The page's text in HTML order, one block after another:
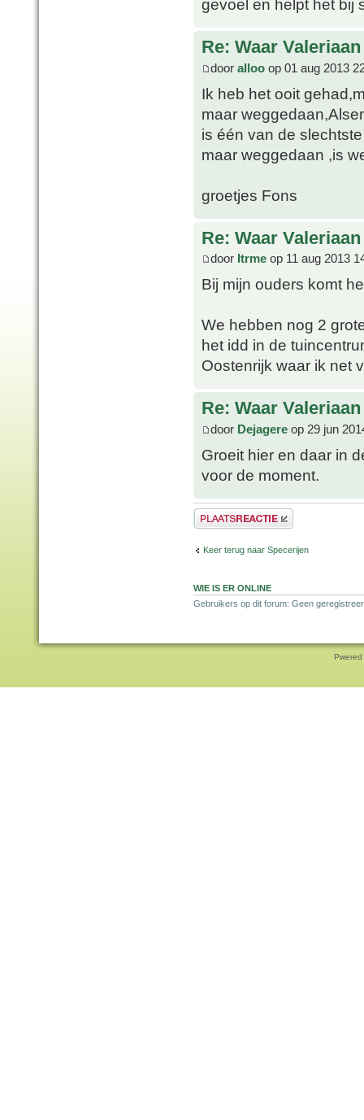
gevoel en helpt het bij
Re: Waar
door alloo op 01 aug 2013
Ik heb het ooit
maar
is één van de
maar weggedaan ,is
groetjes Fons
Re: Waar
door Itrme op 11 aug 2013
Bij mijn ouders komt
We hebben nog 2
het idd in de
Oostenrijk waar ik net
Re: Waar
door Dejagere op 29 jun
Groeit hier en daar in
voor de moment.
Plaats een reactie
Keer terug naar Specerijen
WIE IS ER ONLINE
Gebruikers op dit forum: Geen